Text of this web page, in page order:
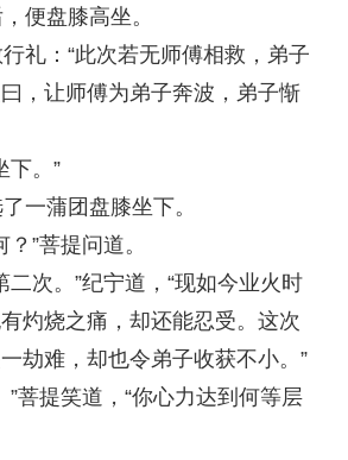
便盘膝高坐。
礼：“此次若无师傅相救，弟子
，让师傅为弟子奔波，弟子惭
下。”
一蒲团盘膝坐下。
”菩提问道。
次。”纪宁道，“现如今业火时
灼烧之痛，却还能忍受。这次
劫难，却也令弟子收获不小。”
菩提笑道，“你心力达到何等层